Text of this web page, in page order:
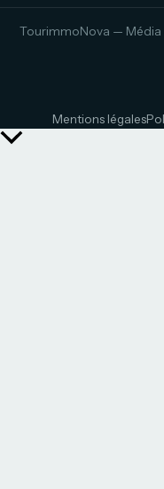
TourimmoNova — Média
Mentions légales